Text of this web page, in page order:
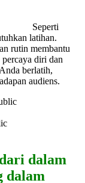
latihan.
rutin membantu
diri dan
berlatih,
audiens.
dalam
dalam